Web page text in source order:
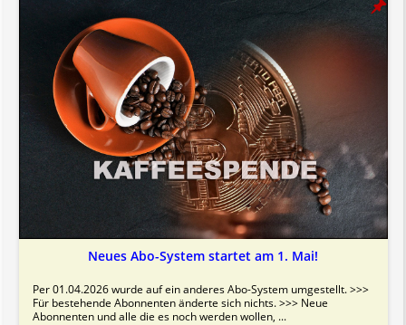
Neues Abo-System startet am 1. Mai!
Per 01.04.2026 wurde auf ein anderes Abo-System umgestellt. >>>
Für bestehende Abonnenten änderte sich nichts. >>> Neue
Abonnenten und alle die es noch werden wollen, ...